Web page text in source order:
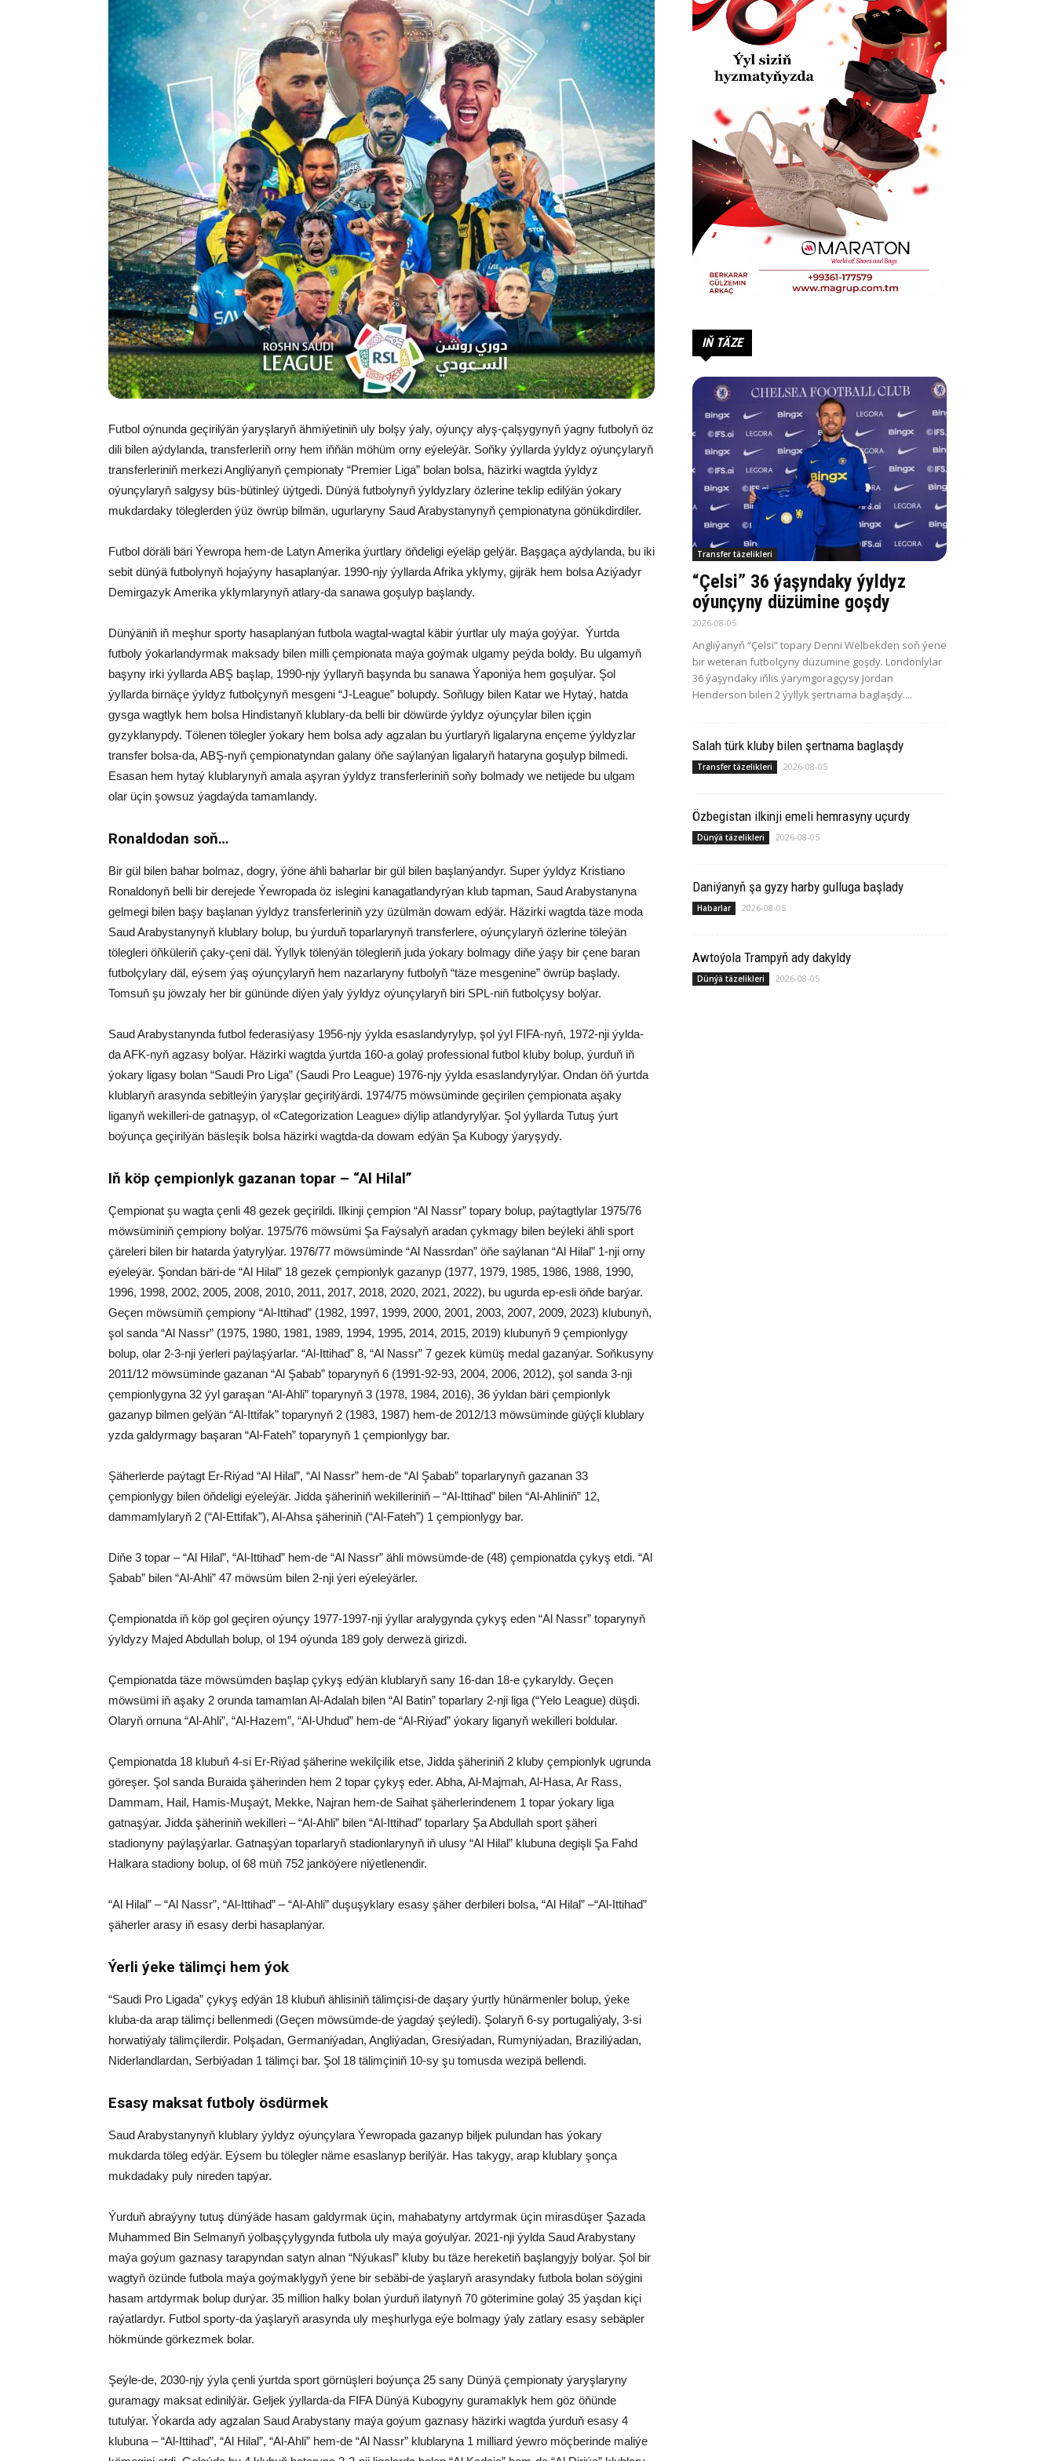
Futbol oýnunda geçirilýän ýaryşlaryň ähmiýetiniň uly bolşy ýaly, oýunçy alyş-çalşygynyň ýagny futbolyň öz
dili bilen aýdylanda, transferleriň orny hem iňňän möhüm orny eýeleýär. Soňky ýyllarda ýyldyz oýunçylaryň
transferleriniň merkezi Angliýanyň çempionaty “Premier Liga” bolan bolsa, häzirki wagtda ýyldyz
oýunçylaryň salgysy büs-bütinleý üýtgedi. Dünýä futbolynyň ýyldyzlary özlerine teklip edilýän ýokary
mukdardaky töleglerden ýüz öwrüp bilmän, ugurlaryny Saud Arabystanynyň çempionatyna gönükdirdiler.
Futbol döräli bäri Ýewropa hem-de Latyn Amerika ýurtlary öňdeligi eýeläp gelýär. Başgaça aýdylanda, bu iki
sebit dünýä futbolynyň hojaýyny hasaplanýar. 1990-njy ýyllarda Afrika yklymy, gijräk hem bolsa Aziýadyr
Demirgazyk Amerika yklymlarynyň atlary-da sanawa goşulyp başlandy.
Dünýäniň iň meşhur sporty hasaplanýan futbola wagtal-wagtal käbir ýurtlar uly maýa goýýar. Ýurtda
futboly ýokarlandyrmak maksady bilen milli çempionata maýa goýmak ulgamy peýda boldy. Bu ulgamyň
başyny irki ýyllarda ABŞ başlap, 1990-njy ýyllaryň başynda bu sanawa Ýaponiýa hem goşulýar. Şol
ýyllarda birnäçe ýyldyz futbolçynyň mesgeni “J-League” bolupdy. Soňlugy bilen Katar we Hytaý, hatda
gysga wagtlyk hem bolsa Hindistanyň klublary-da belli bir döwürde ýyldyz oýunçylar bilen içgin
gyzyklanypdy. Tölenen tölegler ýokary hem bolsa ady agzalan bu ýurtlaryň ligalaryna ençeme ýyldyzlar
transfer bolsa-da, ABŞ-nyň çempionatyndan galany öňe saýlanýan ligalaryň hataryna goşulyp bilmedi.
Esasan hem hytaý klublarynyň amala aşyran ýyldyz transferleriniň soňy bolmady we netijede bu ulgam
olar üçin şowsuz ýagdaýda tamamlandy.
Ronaldodan soň…
Bir gül bilen bahar bolmaz, dogry, ýöne ähli baharlar bir gül bilen başlanýandyr. Super ýyldyz Kristiano
Ronaldonyň belli bir derejede Ýewropada öz islegini kanagatlandyrýan klub tapman, Saud Arabystanyna
gelmegi bilen başy başlanan ýyldyz transferleriniň yzy üzülmän dowam edýär. Häzirki wagtda täze moda
Saud Arabystanynyň klublary bolup, bu ýurduň toparlarynyň transferlere, oýunçylaryň özlerine töleýän
tölegleri öňküleriň çaky-çeni däl. Ýyllyk tölenýän tölegleriň juda ýokary bolmagy diňe ýaşy bir çene baran
futbolçylary däl, eýsem ýaş oýunçylaryň hem nazarlaryny futbolyň “täze mesgenine” öwrüp başlady.
Tomsuň şu jöwzaly her bir gününde diýen ýaly ýyldyz oýunçylaryň biri SPL-niň futbolçysy bolýar.
Saud Arabystanynda futbol federasiýasy 1956-njy ýylda esaslandyrylyp, şol ýyl FIFA-nyň, 1972-nji ýylda-
da AFK-nyň agzasy bolýar. Häzirki wagtda ýurtda 160-a golaý professional futbol kluby bolup, ýurduň iň
ýokary ligasy bolan “Saudi Pro Liga” (Saudi Pro League) 1976-njy ýylda esaslandyrylýar. Ondan öň ýurtda
klublaryň arasynda sebitleýin ýaryşlar geçirilýärdi. 1974/75 möwsüminde geçirilen çempionata aşaky
liganyň wekilleri-de gatnaşyp, ol «Categorization League» diýlip atlandyrylýar. Şol ýyllarda Tutuş ýurt
boýunça geçirilýän bäsleşik bolsa häzirki wagtda-da dowam edýän Şa Kubogy ýaryşydy.
Iň köp çempionlyk gazanan topar – “Al Hilal”
Çempionat şu wagta çenli 48 gezek geçirildi. Ilkinji çempion “Al Nassr” topary bolup, paýtagtlylar 1975/76
möwsüminiň çempiony bolýar. 1975/76 möwsümi Şa Faýsalyň aradan çykmagy bilen beýleki ähli sport
çäreleri bilen bir hatarda ýatyrylýar. 1976/77 möwsüminde “Al Nassrdan” öňe saýlanan “Al Hilal” 1-nji orny
eýeleýär. Şondan bäri-de “Al Hilal” 18 gezek çempionlyk gazanyp (1977, 1979, 1985, 1986, 1988, 1990,
1996, 1998, 2002, 2005, 2008, 2010, 2011, 2017, 2018, 2020, 2021, 2022), bu ugurda ep-esli öňde barýar.
Geçen möwsümiň çempiony “Al-Ittihad” (1982, 1997, 1999, 2000, 2001, 2003, 2007, 2009, 2023) klubunyň,
şol sanda “Al Nassr” (1975, 1980, 1981, 1989, 1994, 1995, 2014, 2015, 2019) klubunyň 9 çempionlygy
bolup, olar 2-3-nji ýerleri paýlaşýarlar. “Al-Ittihad” 8, “Al Nassr” 7 gezek kümüş medal gazanýar. Soňkusyny
2011/12 möwsüminde gazanan “Al Şabab” toparynyň 6 (1991-92-93, 2004, 2006, 2012), şol sanda 3-nji
çempionlygyna 32 ýyl garaşan “Al-Ahli” toparynyň 3 (1978, 1984, 2016), 36 ýyldan bäri çempionlyk
gazanyp bilmen gelýän “Al-Ittifak” toparynyň 2 (1983, 1987) hem-de 2012/13 möwsüminde güýçli klublary
yzda galdyrmagy başaran “Al-Fateh” toparynyň 1 çempionlygy bar.
Şäherlerde paýtagt Er-Riýad “Al Hilal”, “Al Nassr” hem-de “Al Şabab” toparlarynyň gazanan 33
çempionlygy bilen öňdeligi eýeleýär. Jidda şäheriniň wekilleriniň – “Al-Ittihad” bilen “Al-Ahliniň” 12,
dammamlylaryň 2 (“Al-Ettifak”), Al-Ahsa şäheriniň (“Al-Fateh”) 1 çempionlygy bar.
Diňe 3 topar – “Al Hilal”, “Al-Ittihad” hem-de “Al Nassr” ähli möwsümde-de (48) çempionatda çykyş etdi. “Al
Şabab” bilen “Al-Ahli” 47 möwsüm bilen 2-nji ýeri eýeleýärler.
Çempionatda iň köp gol geçiren oýunçy 1977-1997-nji ýyllar aralygynda çykyş eden “Al Nassr” toparynyň
ýyldyzy Majed Abdullah bolup, ol 194 oýunda 189 goly derwezä girizdi.
Çempionatda täze möwsümden başlap çykyş edýän klublaryň sany 16-dan 18-e çykaryldy. Geçen
möwsümi iň aşaky 2 orunda tamamlan Al-Adalah bilen “Al Batin” toparlary 2-nji liga (“Yelo League) düşdi.
Olaryň ornuna “Al-Ahli”, “Al-Hazem”, “Al-Uhdud” hem-de “Al-Riýad” ýokary liganyň wekilleri boldular.
Çempionatda 18 klubuň 4-si Er-Riýad şäherine wekilçilik etse, Jidda şäheriniň 2 kluby çempionlyk ugrunda
göreşer. Şol sanda Buraida şäherinden hem 2 topar çykyş eder. Abha, Al-Majmah, Al-Hasa, Ar Rass,
Dammam, Hail, Hamis-Muşaýt, Mekke, Najran hem-de Saihat şäherlerindenem 1 topar ýokary liga
gatnaşýar. Jidda şäheriniň wekilleri – “Al-Ahli” bilen “Al-Ittihad” toparlary Şa Abdullah sport şäheri
stadionyny paýlaşýarlar. Gatnaşýan toparlaryň stadionlarynyň iň ulusy “Al Hilal” klubuna degişli Şa Fahd
Halkara stadiony bolup, ol 68 müň 752 janköýere niýetlenendir.
“Al Hilal” – “Al Nassr”, “Al-Ittihad” – “Al-Ahli” duşuşyklary esasy şäher derbileri bolsa, “Al Hilal” –“Al-Ittihad”
şäherler arasy iň esasy derbi hasaplanýar.
Ýerli ýeke tälimçi hem ýok
“Saudi Pro Ligada” çykyş edýän 18 klubuň ählisiniň tälimçisi-de daşary ýurtly hünärmenler bolup, ýeke
kluba-da arap tälimçi bellenmedi (Geçen möwsümde-de ýagdaý şeýledi). Şolaryň 6-sy portugaliýaly, 3-si
horwatiýaly tälimçilerdir. Polşadan, Germaniýadan, Angliýadan, Gresiýadan, Rumyniýadan, Braziliýadan,
Niderlandlardan, Serbiýadan 1 tälimçi bar. Şol 18 tälimçiniň 10-sy şu tomusda wezipä bellendi.
Esasy maksat futboly ösdürmek
Saud Arabystanynyň klublary ýyldyz oýunçylara Ýewropada gazanyp biljek pulundan has ýokary
mukdarda töleg edýär. Eýsem bu tölegler näme esaslanyp berilýär. Has takygy, arap klublary şonça
mukdadaky puly nireden tapýar.
Ýurduň abraýyny tutuş dünýäde hasam galdyrmak üçin, mahabatyny artdyrmak üçin mirasdüşer Şazada
Muhammed Bin Selmanyň ýolbaşçylygynda futbola uly maýa goýulýar. 2021-nji ýylda Saud Arabystany
maýa goýum gaznasy tarapyndan satyn alnan “Nýukasl” kluby bu täze hereketiň başlangyjy bolýar. Şol bir
wagtyň özünde futbola maýa goýmaklygyň ýene bir sebäbi-de ýaşlaryň arasyndaky futbola bolan söýgini
hasam artdyrmak bolup durýar. 35 million halky bolan ýurduň ilatynyň 70 göterimine golaý 35 ýaşdan kiçi
raýatlardyr. Futbol sporty-da ýaşlaryň arasynda uly meşhurlyga eýe bolmagy ýaly zatlary esasy sebäpler
hökmünde görkezmek bolar.
Şeýle-de, 2030-njy ýyla çenli ýurtda sport görnüşleri boýunça 25 sany Dünýä çempionaty ýaryşlaryny
guramagy maksat edinilýär. Geljek ýyllarda-da FIFA Dünýä Kubogyny guramaklyk hem göz öňünde
tutulýar. Ýokarda ady agzalan Saud Arabystany maýa goýum gaznasy häzirki wagtda ýurduň esasy 4
klubuna – “Al-Ittihad”, “Al Hilal”, “Al-Ahli” hem-de “Al Nassr” klublaryna 1 milliard ýewro möçberinde maliýe
IŇ TÄZE
Transfer täzelikleri
“Çelsi” 36 ýaşyndaky ýyldyz
oýunçyny düzümine goşdy
2026-08-05
Angliýanyň “Çelsi” topary Denni Welbekden soň ýene
bir weteran futbolçyny düzümine goşdy. Londonlylar
36 ýaşyndaky iňlis ýarymgoragçysy Jordan
Henderson bilen 2 ýyllyk şertnama baglaşdy....
Salah türk kluby bilen şertnama baglaşdy
Transfer täzelikleri 2026-08-05
Özbegistan ilkinji emeli hemrasyny uçurdy
Dünýä täzelikleri 2026-08-05
Daniýanyň şa gyzy harby gulluga başlady
Habarlar 2026-08-05
Awtoýola Trampyň ady dakyldy
Dünýä täzelikleri 2026-08-05